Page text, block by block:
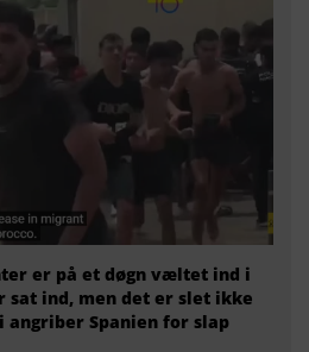
er på et døgn væltet ind i
ind, men det er slet ikke
angriber Spanien for slap